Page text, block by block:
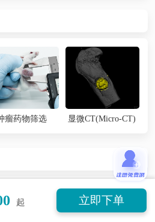
起 立即下单
瘤药物筛选 显微CT(Micro-CT)
检测与评价药物抗肿瘤活性